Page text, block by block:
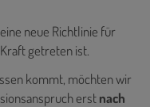
neue Richtlinie für
getreten ist.
kommt, möchten wir
erstnach